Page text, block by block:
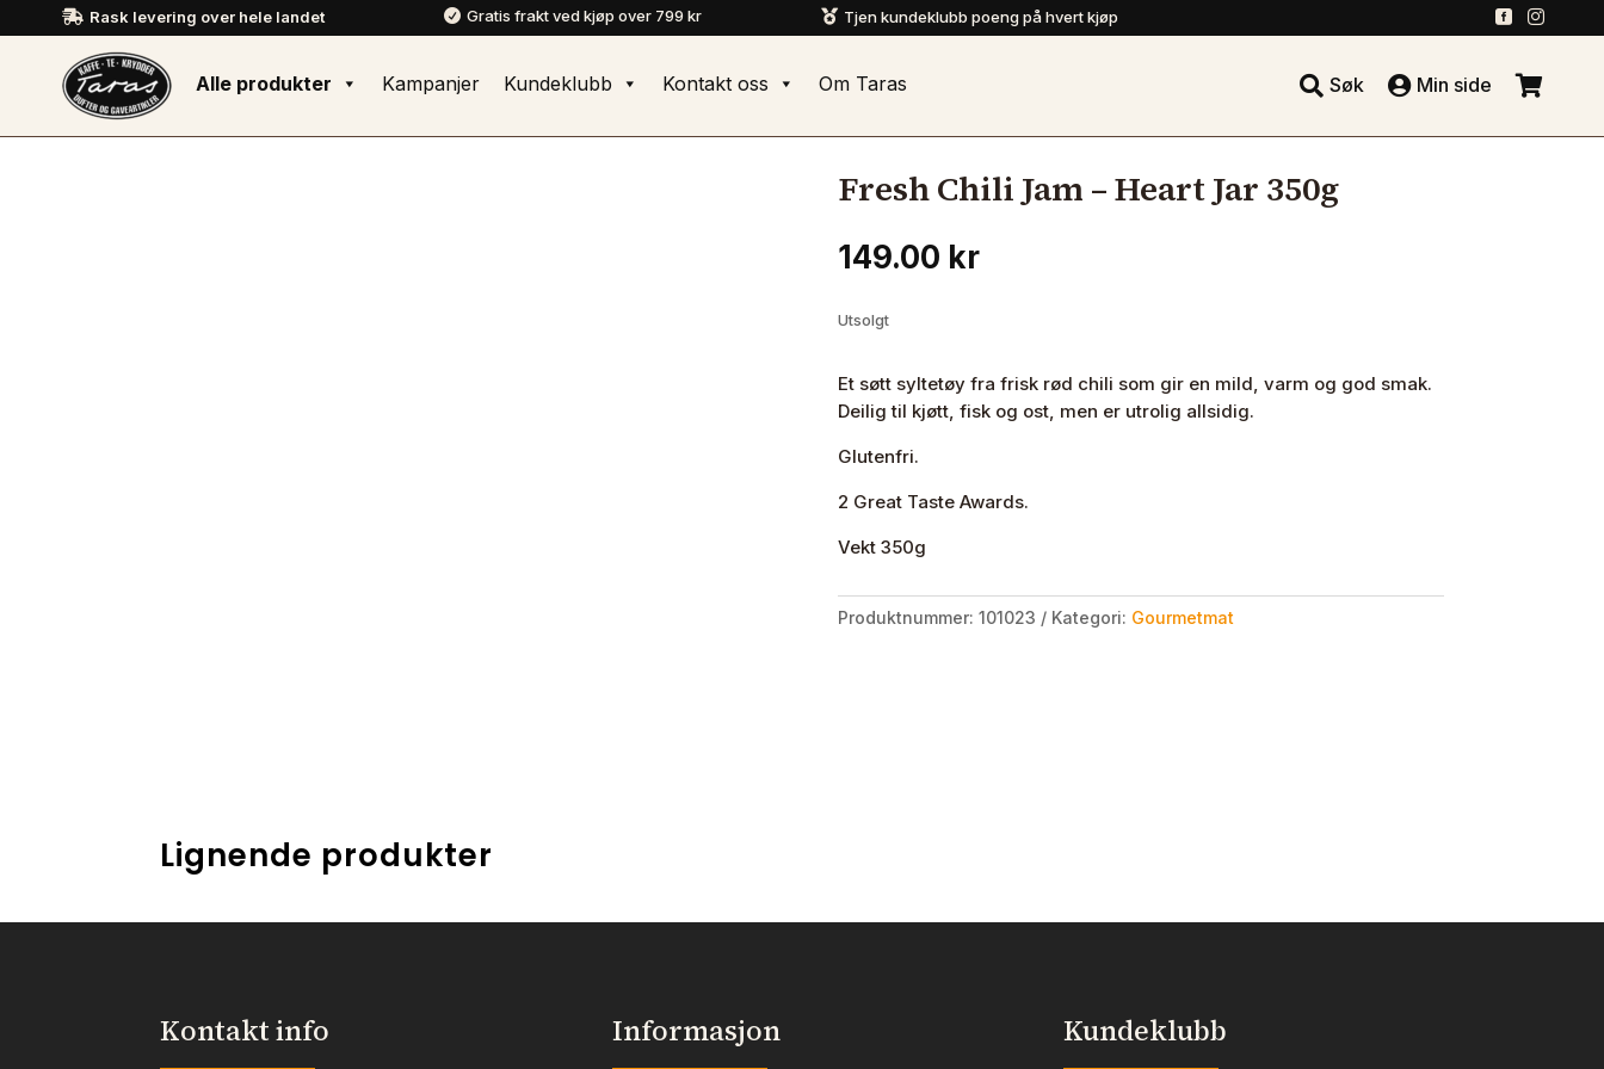
 Rask levering over hele landet  Gratis frakt ved kjøp over 799 kr  Tjen kundeklubb poeng på hvert kjøp  
Alle produkter Kampanjer Kundeklubb Kontakt oss Om Taras  Søk  Min side 
Fresh Chili Jam – Heart Jar 350g
149.00 kr
Utsolgt
Et søtt syltetøy fra frisk rød chili som gir en mild, varm og god smak.
Deilig til kjøtt, fisk og ost, men er utrolig allsidig.
Glutenfri.
2 Great Taste Awards.
Vekt 350g
Produktnummer: 101023 Kategori: Gourmetmat
Lignende produkter
Kontakt info Informasjon Kundeklubb